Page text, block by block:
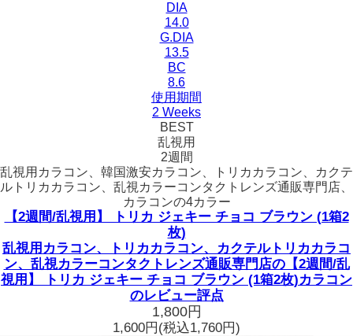
DIA
14.0
G.DIA
13.5
BC
8.6
使用期間
2 Weeks
BEST
乱視用
2週間
乱視用カラコン、韓国激安カラコン、トリカカラコン、カクテ
ルトリカカラコン、乱視カラーコンタクトレンズ通販専門店、
カラコンの4カラー
【2週間/乱視用】 トリカ ジェキー チョコ ブラウン (1箱2
枚)
乱視用カラコン、トリカカラコン、カクテルトリカカラコ
ン、乱視カラーコンタクトレンズ通販専門店の【2週間/乱
視用】 トリカ ジェキー チョコ ブラウン (1箱2枚)カラコン
のレビュー評点
1,800円
1,600円 (税込1,760円)